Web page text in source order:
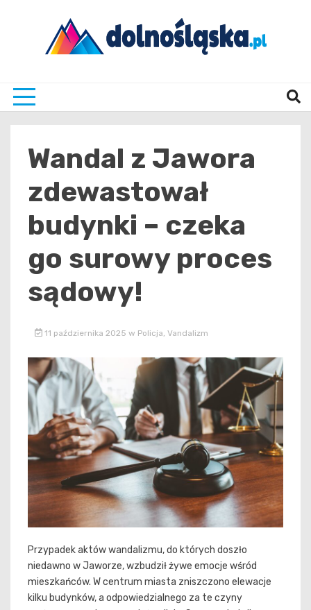
Wandal z Jawora
zdewastował
budynki – czeka
go surowy proces
sądowy!
11 października 2025 w Policja Vandalizm
Przypadek aktów wandalizmu, do których doszło
niedawno w Jaworze, wzbudził żywe emocje wśród
mieszkańców. W centrum miasta zniszczono elewacje
kilku budynków, a odpowiedzialnego za te czyny